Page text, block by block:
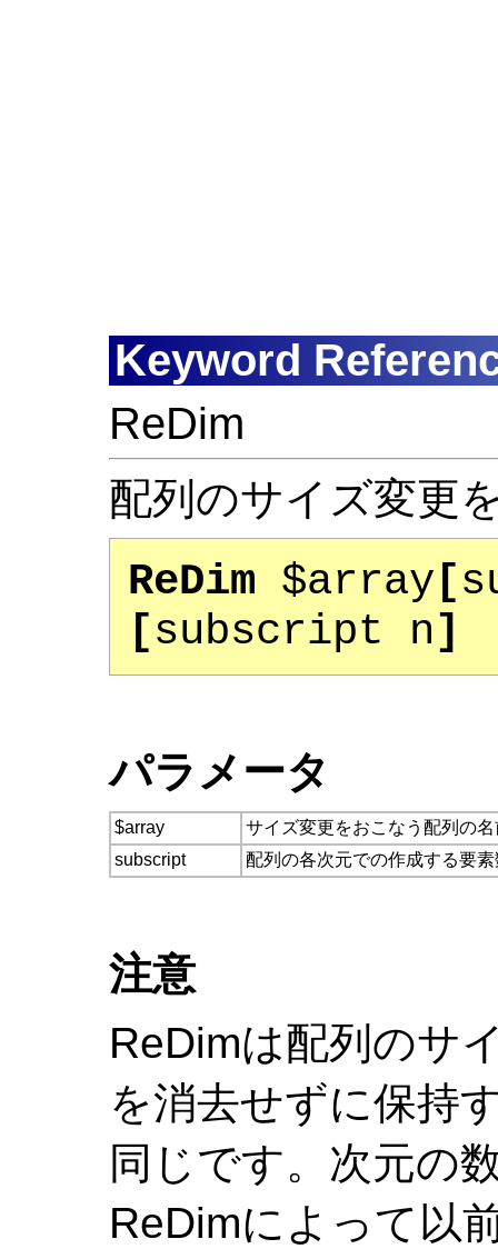
Keyword
ReDim
配列のサイズ変更
ReDim $array [
[subscript n]
パラメータ
$array
サイズ変更をおこなう配列の名
subscript
配列の各次元での作成する要
注意
ReDimは配列のサ
を消去せずに保持
同じです。次元の
ReDimによって以